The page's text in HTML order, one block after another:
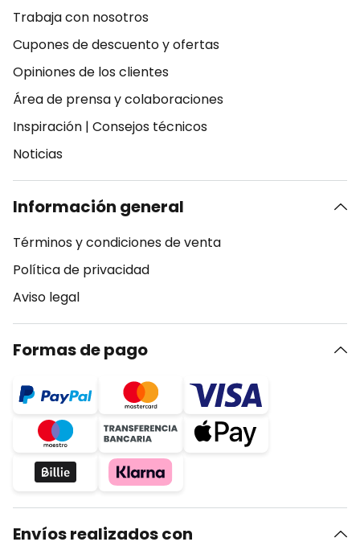
Trabaja con nosotros
Cupones de descuento y ofertas
Opiniones de los clientes
Área de prensa y colaboraciones
Inspiración | Consejos técnicos
Noticias
Información general
Términos y condiciones de venta
Política de privacidad
Aviso legal
Formas de pago
Envíos realizados con